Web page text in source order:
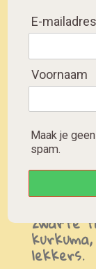
zwarte
lekkers.
E-
Voornaam
Maak je
spam.